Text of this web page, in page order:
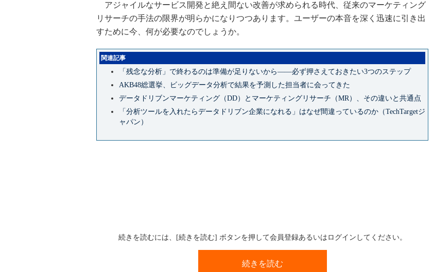
アジャイルなサービス開発と絶え間ない改善が求められる時代、従来のマーケティング
リサーチの手法の限界が明らかになりつつあります。ユーザーの本音を深く迅速に引き出
すために今、何が必要なのでしょうか。
関連記事
「残念な分析」で終わるのは準備が足りないから――必ず押さえておきたい3つのステップ
AKB48総選挙、ビッグデータ分析で結果を予測した担当者に会ってきた
データドリブンマーケティング（DD）とマーケティングリサーチ（MR）、その違いと共通点
「分析ツールを入れたらデータドリブン企業になれる」はなぜ間違っているのか（TechTargetジ
ャパン）
続きを読むには、[続きを読む] ボタンを押して会員登録あるいはログインしてください。
続きを読む